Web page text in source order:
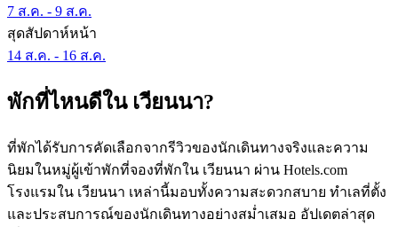
7 ส.ค. - 9 ส.ค.
สุดสัปดาห์หน้า
14 ส.ค. - 16 ส.ค.
พักที่ไหนดีใน เวียนนา?
ที่พักได้รับการคัดเลือกจากรีวิวของนักเดินทางจริงและความ
นิยมในหมู่ผู้เข้าพักที่จองที่พักใน เวียนนา ผ่าน Hotels.com
โรงแรมใน เวียนนา เหล่านี้มอบทั้งความสะดวกสบาย ทำเลที่ตั้ง
และประสบการณ์ของนักเดินทางอย่างสม่ำเสมอ อัปเดตล่าสุด